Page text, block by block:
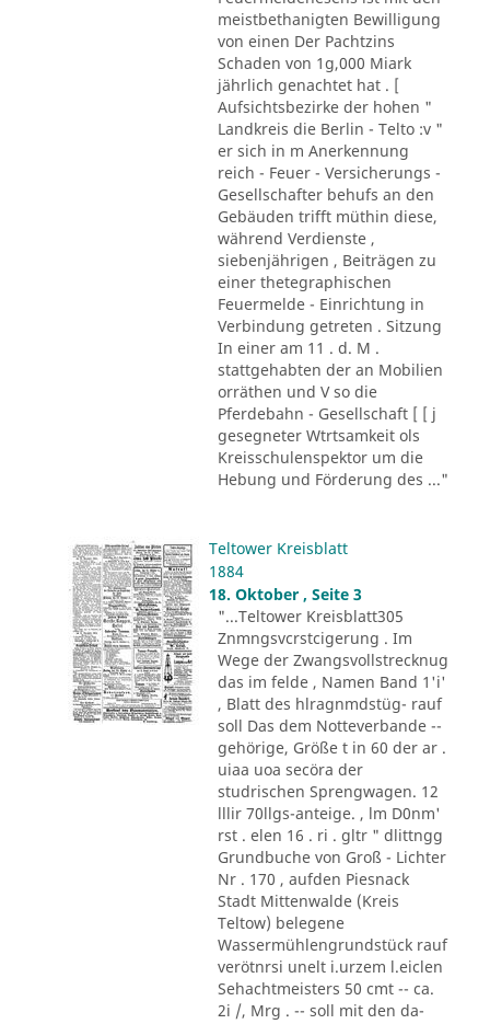
meistbethanigten Bewilligung
von einen Der Pachtzins
Schaden von 1g,000 Miark
jährlich genachtet hat . [
Aufsichtsbezirke der hohen "
Landkreis die Berlin - Telto :v "
er sich in m Anerkennung
reich - Feuer - Versicherungs -
Gesellschafter behufs an den
Gebäuden trifft müthin diese,
während Verdienste ,
siebenjährigen , Beiträgen zu
einer thetegraphischen
Feuermelde - Einrichtung in
Verbindung getreten . Sitzung
In einer am 11 . d. M .
stattgehabten der an Mobilien
orräthen und V so die
Pferdebahn - Gesellschaft [ [ j
gesegneter Wtrtsamkeit ols
Kreisschulenspektor um die
Hebung und Förderung des ..."
Teltower Kreisblatt
1884
18. Oktober , Seite 3
"...Teltower Kreisblatt305
Znmngsvcrstcigerung . Im
Wege der Zwangsvollstrecknug
das im felde , Namen Band 1'i'
, Blatt des hlragnmdstüg- rauf
soll Das dem Notteverbande --
gehörige, Größe t in 60 der ar .
uiaa uoa secöra der
studrischen Sprengwagen. 12
lllir 70llgs-anteige. , lm D0nm'
rst . elen 16 . ri . gltr " dlittngg
Grundbuche von Groß - Lichter
Nr . 170 , aufden Piesnack
Stadt Mittenwalde (Kreis
Teltow) belegene
Wassermühlengrundstück rauf
verötnrsi unelt i.urzem l.eiclen
Sehachtmeisters 50 cmt -- ca.
2i /, Mrg . -- soll mit den da-